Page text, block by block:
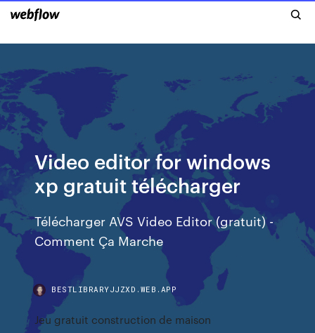
Video editor for windows
xp gratuit télécharger
Télécharger AVS Video Editor (gratuit) -
Comment Ça Marche
BESTLIBRARYJJZXD.WEB.APP
Jeu gratuit construction de maison